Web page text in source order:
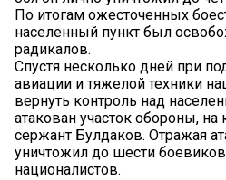
По итогам ожесточенных
населенный пункт был
радикалов.
Спустя несколько дней при
авиации и тяжелой техники
вернуть контроль над
атакован участок обороны,
сержант Булдаков. Отражая
уничтожил до шести
националистов.